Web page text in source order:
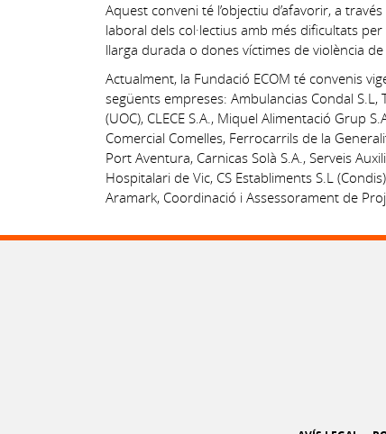
Aquest conveni té l’objectiu d’afavorir, a
laboral dels col·lectius amb més dificultats
llarga durada o dones víctimes de violència
Actualment, la Fundació ECOM té convenis
següents empreses: Ambulancias Condal
(UOC), CLECE S.A., Miquel Alimentació Grup
Comercial Comelles, Ferrocarrils de la
Port Aventura, Carnicas Solà S.A., Serveis
Hospitalari de Vic, CS Establiments S.L
Aramark, Coordinació i Assessorament de